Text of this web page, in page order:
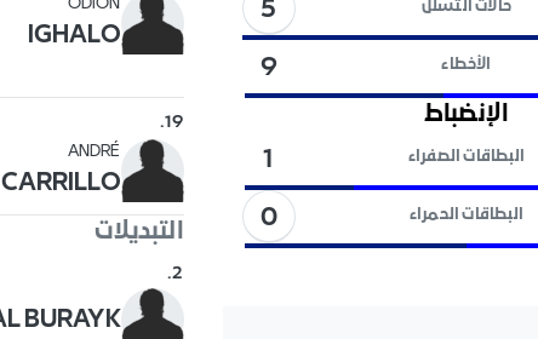
حالات التسلل
5
الأخطاء
9
الإنضباط
البطاقات الصفراء
1
البطاقات الحمراء 0
ODION
IGHALO
19
.
ANDRÉ
CARRILLO
التبديلات
2
.